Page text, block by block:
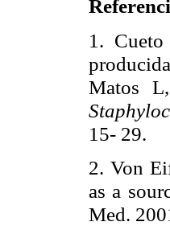
1.
Matos
15- 29.
2. Von
as a
Med.